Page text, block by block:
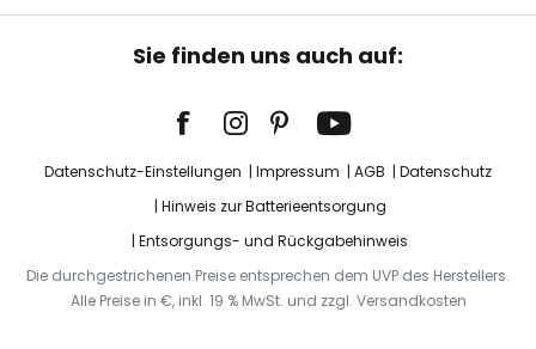
Sie finden uns auch auf:
Datenschutz-Einstellungen Impressum AGB
Datenschutz
Hinweis zur Batterieentsorgung
Entsorgungs- und Rückgabehinweis
Die durchgestrichenen Preise entsprechen dem UVP des Herstellers.
Alle Preise in €, inkl. 19 % MwSt. und zzgl. Versandkosten